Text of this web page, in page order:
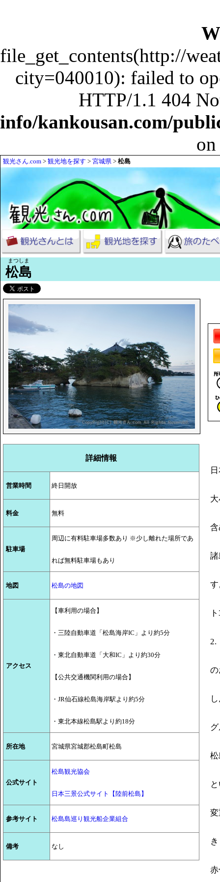
file_get_contents(http://
city=040010): failed to
HTTP/1.1 404
info/kankousan.com/
観光さん.com > 観光地を探す > 宮城県 > 松島
まつしま
松島
詳細情報
営業時間 終日開放
料金 無料
駐車場
周辺に有料駐車場多数あり ※少し離れた場所であ
れば無料駐車場もあり
地図 松島の地図
アクセス
【車利用の場合】
・三陸自動車道「松島海岸IC」より約5分
・東北自動車道「大和IC」より約30分
【公共交通機関利用の場合】
・JR仙石線松島海岸駅より約5分
・東北本線松島駅より約18分
所在地 宮城県宮城郡松島町松島
公式サイト
松島観光協会
日本三景公式サイト【陸前松島】
参考サイト 松島島巡り観光船企業組合
備考 なし
2.